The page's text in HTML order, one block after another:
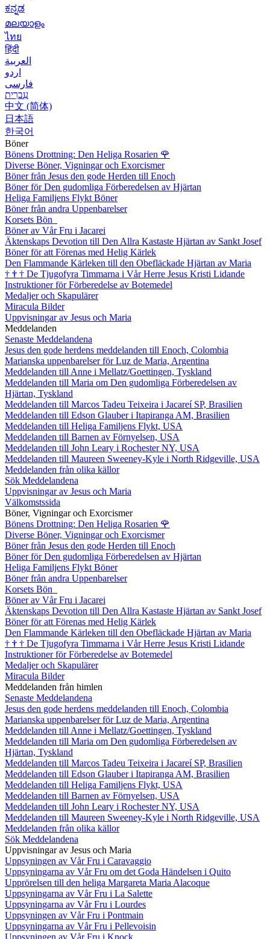
ಕನ್ನಡ
മലയാളം
ไทย
हिंदी
العربية
اردو
فارسی
עִברִית
中文 (简体)
日本語
한국어
Böner
Bönens Drottning: Den Heliga Rosarien 🌹
Diverse Böner, Vigningar och Exorcismer
Böner från Jesus den gode Herden till Enoch
Böner för Den gudomliga Förberedelsen av Hjärtan
Heliga Familjens Flykt Böner
Böner från andra Uppenbarelser
Korsets Bön
Böner av Vår Fru i Jacarei
Äktenskaps Devotion till Den Allra Kastaste Hjärtan av Sankt Josef
Böner för att Förenas med Helig Kärlek
Den Flammande Kärleken till den Obefläckade Hjärtan av Maria
† † † De Tjugofyra Timmarna i Vår Herre Jesus Kristi Lidande
Instruktioner för Förberedelse av Botemedel
Medaljer och Skapulärer
Miracula Bilder
Uppvisningar av Jesus och Maria
Meddelanden
Senaste Meddelandena
Jesus den gode herdens meddelanden till Enoch, Colombia
Marianska uppenbarelser för Luz de Maria, Argentina
Meddelanden till Anne i Mellatz/Goettingen, Tyskland
Meddelanden till Maria om Den gudomliga Förberedelsen av
Hjärtan, Tyskland
Meddelanden till Marcos Tadeu Teixeira i Jacareí SP, Brasilien
Meddelanden till Edson Glauber i Itapiranga AM, Brasilien
Meddelanden till Heliga Familjens Flykt, USA
Meddelanden till Barnen av Förnyelsen, USA
Meddelanden till John Leary i Rochester NY, USA
Meddelanden till Maureen Sweeney-Kyle i North Ridgeville, USA
Meddelanden från olika källor
Sök Meddelandena
Uppvisningar av Jesus och Maria
Välkomstssida
Böner, Vigningar och Exorcismer
Bönens Drottning: Den Heliga Rosarien 🌹
Diverse Böner, Vigningar och Exorcismer
Böner från Jesus den gode Herden till Enoch
Böner för Den gudomliga Förberedelsen av Hjärtan
Heliga Familjens Flykt Böner
Böner från andra Uppenbarelser
Korsets Bön
Böner av Vår Fru i Jacarei
Äktenskaps Devotion till Den Allra Kastaste Hjärtan av Sankt Josef
Böner för att Förenas med Helig Kärlek
Den Flammande Kärleken till den Obefläckade Hjärtan av Maria
† † † De Tjugofyra Timmarna i Vår Herre Jesus Kristi Lidande
Instruktioner för Förberedelse av Botemedel
Medaljer och Skapulärer
Miracula Bilder
Meddelanden från himlen
Senaste Meddelandena
Jesus den gode herdens meddelanden till Enoch, Colombia
Marianska uppenbarelser för Luz de Maria, Argentina
Meddelanden till Anne i Mellatz/Goettingen, Tyskland
Meddelanden till Maria om Den gudomliga Förberedelsen av
Hjärtan, Tyskland
Meddelanden till Marcos Tadeu Teixeira i Jacareí SP, Brasilien
Meddelanden till Edson Glauber i Itapiranga AM, Brasilien
Meddelanden till Heliga Familjens Flykt, USA
Meddelanden till Barnen av Förnyelsen, USA
Meddelanden till John Leary i Rochester NY, USA
Meddelanden till Maureen Sweeney-Kyle i North Ridgeville, USA
Meddelanden från olika källor
Sök Meddelandena
Uppvisningar av Jesus och Maria
Uppsyningen av Vår Fru i Caravaggio
Uppsyningarna av Vår Fru om det Goda Händelsen i Quito
Upprörelsen till den heliga Margareta Maria Alacoque
Uppsyningarna av Vår Fru i La Salette
Uppsyningarna av Vår Fru i Lourdes
Uppsyningen av Vår Fru i Pontmain
Uppsyningarna av Vår Fru i Pellevoisin
Uppsyningen av Vår Fru i Knock